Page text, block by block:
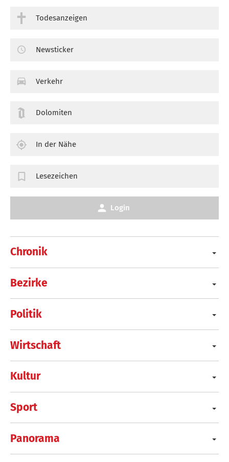
Chronik
Bezirke
Politik
Wirtschaft
Kultur
Sport
Panorama
Todesanzeigen
Newsticker
Verkehr
Dolomiten
In der Nähe
Lesezeichen
Login